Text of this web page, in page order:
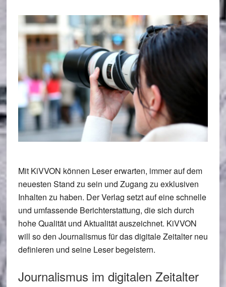
Mit KiVVON können Leser erwarten, immer auf dem
neuesten Stand zu sein und Zugang zu exklusiven
Inhalten zu haben. Der Verlag setzt auf eine schnelle
und umfassende Berichterstattung, die sich durch
hohe Qualität und Aktualität auszeichnet. KiVVON
will so den Journalismus für das digitale Zeitalter neu
definieren und seine Leser begeistern.
Journalismus im digitalen Zeitalter